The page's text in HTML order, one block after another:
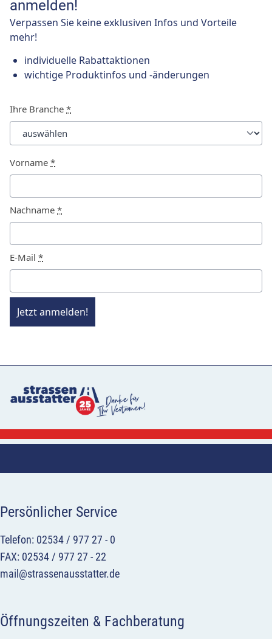
anmelden!
Verpassen Sie keine exklusiven Infos und Vorteile
mehr!
individuelle Rabattaktionen
wichtige Produktinfos und -änderungen
Ihre Branche *
Vorname *
Nachname *
E-Mail *
Jetzt anmelden!
Persönlicher Service
Telefon: 02534 / 977 27 - 0
FAX: 02534 / 977 27 - 22
mail@strassenausstatter.de
Öffnungszeiten & Fachberatung